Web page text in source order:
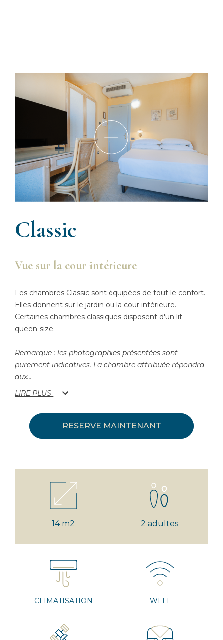
Classic
Vue sur la cour intérieure
Les chambres Classic sont équipées de tout le confort.
Elles donnent sur le jardin ou la cour intérieure.
Certaines chambres classiques disposent d'un lit
queen-size.
Remarque : les photographies présentées sont
purement indicatives. La chambre attribuée répondra
aux...
LIRE PLUS
RESERVE MAINTENANT
CLIMATISATION WI FI
14 m2 2 adultes